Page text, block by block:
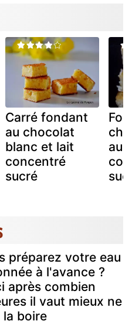
Carré fondant
au chocolat
blanc et lait
concentré
sucré
au
préparez votre eau
à l'avance ?
après combien
il vaut mieux ne
la boire